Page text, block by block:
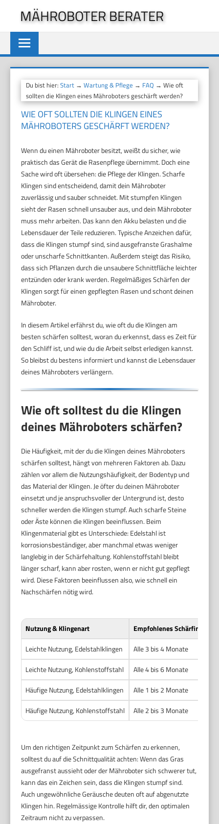
springen
MÄHROBOTER BERATER
Du bist hier:Start →Wartung & Pflege → FAQ → Wie oft
sollten die Klingen eines Mähroboters geschärft werden?
WIE OFT SOLLTEN DIE KLINGEN EINES
MÄHROBOTERS GESCHÄRFT WERDEN?
Wenn du einen Mähroboter besitzt, weißt du sicher, wie
praktisch das Gerät die Rasenpflege übernimmt. Doch eine
Sache wird oft übersehen: die Pflege der Klingen. Scharfe
Klingen sind entscheidend, damit dein Mähroboter
zuverlässig und sauber schneidet. Mit stumpfen Klingen
sieht der Rasen schnell unsauber aus, und dein Mähroboter
muss mehr arbeiten. Das kann den Akku belasten und die
Lebensdauer der Teile reduzieren. Typische Anzeichen dafür,
dass die Klingen stumpf sind, sind ausgefranste Grashalme
oder unscharfe Schnittkanten. Außerdem steigt das Risiko,
dass sich Pflanzen durch die unsaubere Schnittfläche leichter
entzünden oder krank werden. Regelmäßiges Schärfen der
Klingen sorgt für einen gepflegten Rasen und schont deinen
Mähroboter.
In diesem Artikel erfährst du, wie oft du die Klingen am
besten schärfen solltest, woran du erkennst, dass es Zeit für
den Schliff ist, und wie du die Arbeit selbst erledigen kannst.
So bleibst du bestens informiert und kannst die Lebensdauer
deines Mähroboters verlängern.
Wie oft solltest du die Klingen
deines Mähroboters schärfen?
Die Häufigkeit, mit der du die Klingen deines Mähroboters
schärfen solltest, hängt von mehreren Faktoren ab. Dazu
zählen vor allem die Nutzungshäufigkeit, der Bodentyp und
das Material der Klingen. Je öfter du deinen Mähroboter
einsetzt und je anspruchsvoller der Untergrund ist, desto
schneller werden die Klingen stumpf. Auch scharfe Steine
oder Äste können die Klingen beeinflussen. Beim
Klingenmaterial gibt es Unterschiede: Edelstahl ist
korrosionsbeständiger, aber manchmal etwas weniger
langlebig in der Schärfehaltung. Kohlenstoffstahl bleibt
länger scharf, kann aber rosten, wenn er nicht gut gepflegt
wird. Diese Faktoren beeinflussen also, wie schnell ein
Nachschärfen nötig wird.
Nutzung & Klingenart
Empfohlenes Schärfintervall
Leichte Nutzung, Edelstahlklingen
Alle 3 bis 4 Monate
Leichte Nutzung, Kohlenstoffstahl
Alle 4 bis 6 Monate
Häufige Nutzung, Edelstahlklingen
Alle 1 bis 2 Monate
Häufige Nutzung, Kohlenstoffstahl
Alle 2 bis 3 Monate
Um den richtigen Zeitpunkt zum Schärfen zu erkennen,
solltest du auf die Schnittqualität achten: Wenn das Gras
ausgefranst aussieht oder der Mähroboter sich schwerer tut,
kann das ein Zeichen sein, dass die Klingen stumpf sind.
Auch ungewöhnliche Geräusche deuten oft auf abgenutzte
Klingen hin. Regelmässige Kontrolle hilft dir, den optimalen
Zeitraum nicht zu verpassen.